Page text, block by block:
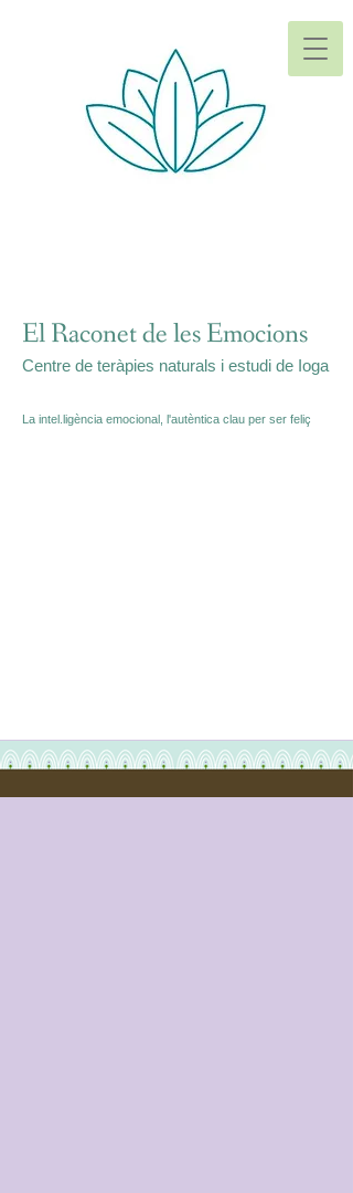
El Raconet de les Emocions
Centre de teràpies naturals i estudi de Ioga
La intel.ligència emocional, l'autèntica clau per ser feliç